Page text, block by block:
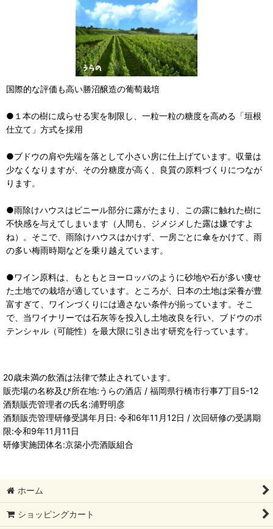
国際的な評価も高い勝沼醸造の葡萄栽培
●１本の樹に成らせる実を制限し、一粒一粒の糖度を高める「垣根
仕立て」方式を採用
●ブドウの肩や先端を落として小さい房に仕上げています。収量は
少なくなりますが、その分糖度が高く、良質の原料づくりにつなが
ります。
●雨除けハウスはビニール部分に露がたまり、この露に触れた樹に
不快感を与えてしまいます（人間も、ジメジメした露は嫌ですよ
ね）。そこで、雨除けハウスはかけず、一房ごとに傘をかけて、雨
の多い梅雨時期などを乗り越えています。
●ワイン原料は、もともとヨーロッパのように砂地や石が多い痩せ
た土地での栽培が適しています。ところが、日本の土地は栄養が豊
富すぎて、ワインづくりには適さない条件が揃っています。そこ
で、当ワイナリーでは石灰等を投入し土地改良を行い、ブドウのポ
テンシャル（可能性）を最大限に引き出す研究を行っています。
20歳未満の飲酒は法律で禁止されています。
販売場の名称及び所在地:うらの酒店 / 福岡県行橋市行事7丁目5-12
酒類販売管理者の氏名:浦野明彦
酒類販売管理研修受講年月日: 令和6年11月12日 / 次回研修の受講期
限:令和9年11月11日
研修実施団体名:京築小売酒販組合
ホーム
ショッピングカート